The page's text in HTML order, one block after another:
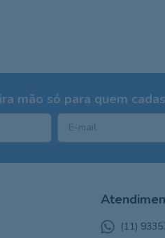
mão só para quem
(11)